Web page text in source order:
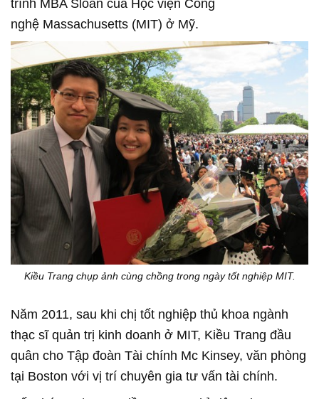
trình MBA Sloan của Học viện Công
nghệ Massachusetts (MIT) ở Mỹ.
Kiều Trang chụp ảnh cùng chồng trong ngày tốt nghiệp MIT.
Năm 2011, sau khi chị tốt nghiệp thủ khoa ngành
thạc sĩ quản trị kinh doanh ở MIT, Kiều Trang đầu
quân cho Tập đoàn Tài chính Mc Kinsey, văn phòng
tại Boston với vị trí chuyên gia tư vấn tài chính.